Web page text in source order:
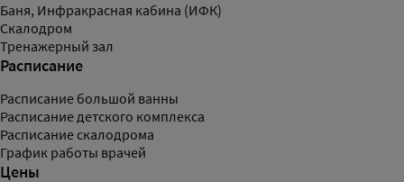
Баня, Инфракрасная кабина (ИФК)
Скалодром
Тренажерный зал
Расписание
Расписание большой ванны
Расписание детского комплекса
Расписание скалодрома
График работы врачей
Цены